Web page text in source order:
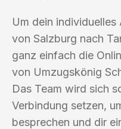
Um dein
von Salzburg nach
ganz einfach die
von Umzugskönig
Das Team wird sich
Verbindung setzen,
besprechen und dir